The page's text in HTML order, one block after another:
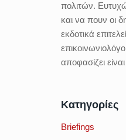
πολιτών.
και να πουν οι
εκδοτικά
αποφασίζει
Κατηγορίες
Briefings